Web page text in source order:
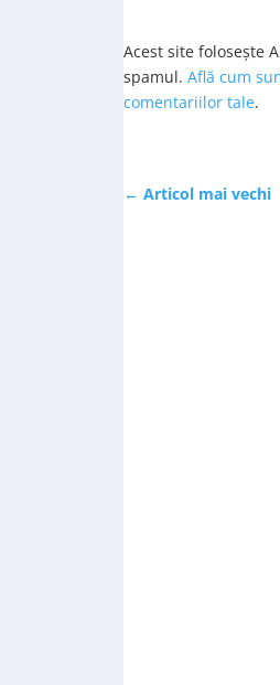
Acest site folosește
spamul. Află cum
comentariilor tale.
← Articol mai vechi